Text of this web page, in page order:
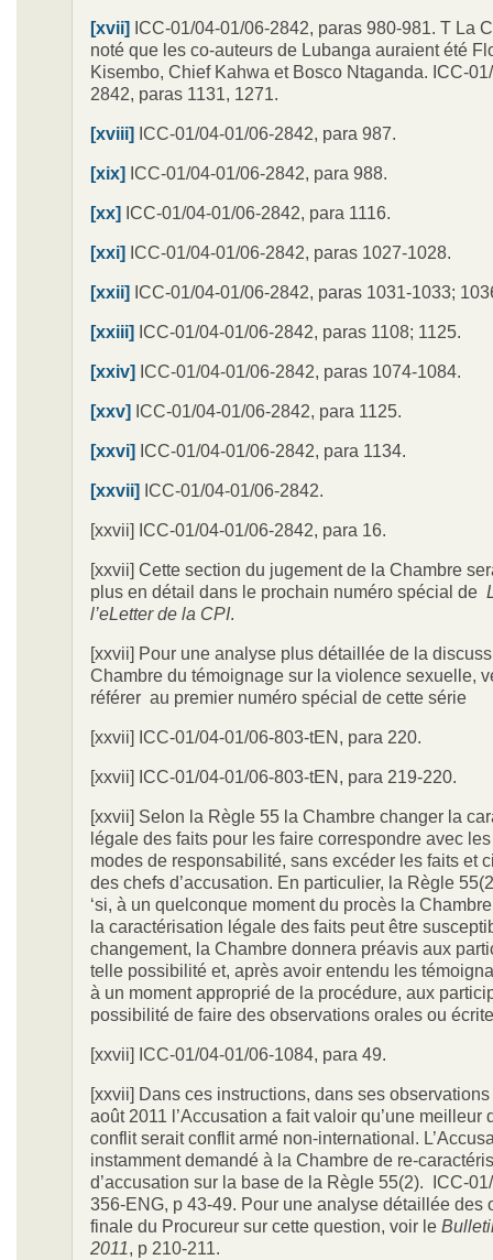
[xvii] ICC-01/04-01/06-2842, paras 980-981. T La
noté que les co-auteurs de Lubanga auraient été
Kisembo, Chief Kahwa et Bosco Ntaganda. ICC-
2842, paras 1131, 1271.
[xviii] ICC-01/04-01/06-2842, para 987.
[xix] ICC-01/04-01/06-2842, para 988.
[xx] ICC-01/04-01/06-2842, para 1116.
[xxi] ICC-01/04-01/06-2842, paras 1027-1028.
[xxii] ICC-01/04-01/06-2842, paras 1031-1033;
[xxiii] ICC-01/04-01/06-2842, paras 1108; 1125.
[xxiv] ICC-01/04-01/06-2842, paras 1074-1084.
[xxv] ICC-01/04-01/06-2842, para 1125.
[xxvi] ICC-01/04-01/06-2842, para 1134.
[xxvii] ICC-01/04-01/06-2842.
[xxvii] ICC-01/04-01/06-2842, para 16.
[xxvii] Cette section du jugement de la Chambre
plus en détail dans le prochain numéro spécial de
l’eLetter de la CPI.
[xxvii] Pour une analyse plus détaillée de la
Chambre du témoignage sur la violence sexuelle,
référer au premier numéro spécial de cette série
[xxvii] ICC-01/04-01/06-803-tEN, para 220.
[xxvii] ICC-01/04-01/06-803-tEN, para 219-220.
[xxvii] Selon la Règle 55 la Chambre changer la
légale des faits pour les faire correspondre avec
modes de responsabilité, sans excéder les faits et
des chefs d’accusation. En particulier, la Règle
‘si, à un quelconque moment du procès la
la caractérisation légale des faits peut être
changement, la Chambre donnera préavis aux
telle possibilité et, après avoir entendu les
à un moment approprié de la procédure, aux
possibilité de faire des observations orales ou
[xxvii] ICC-01/04-01/06-1084, para 49.
[xxvii] Dans ces instructions, dans ses
août 2011 l’Accusation a fait valoir qu’une meilleur
conflit serait conflit armé non-international.
instamment demandé à la Chambre de re-
d’accusation sur la base de la Règle 55(2). ICC-
356-ENG, p 43-49. Pour une analyse détaillée des
finale du Procureur sur cette question, voir le
2011, p 210-211.